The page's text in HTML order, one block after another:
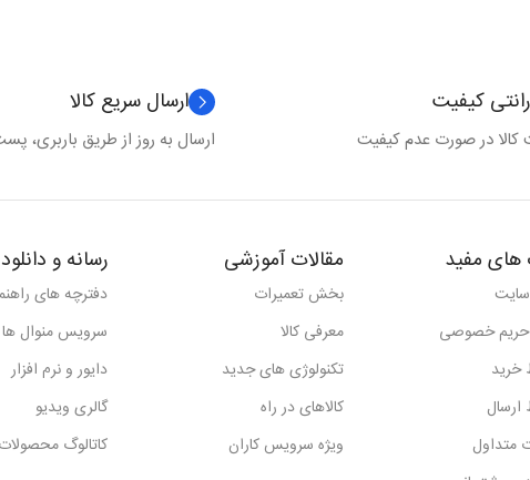
کیفیت
کالا در صورت عدم کیفیت
ارسال سریع کالا
ارسال به روز از طریق باربری،
های مفید
خصوصی
خرید
ارسال
متداول
مقالات آموزشی
بخش تعمیرات
معرفی کالا
تکنولوژی های جدید
کالاهای در راه
ویژه سرویس کاران
رسانه و دانلود
دفترچه های
سرویس منوال ها
دایور و نرم افزار
گالری ویدیو
کاتالوگ